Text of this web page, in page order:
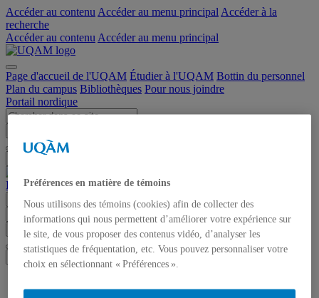
Accéder au contenu Accéder au menu principal Accéder à la
recherche
Accéder au contenu Accéder au menu principal
Page d'accueil de l'UQAM Étudier à l'UQAM Bottin du personnel
Plan du campus Bibliothèques Pour nous joindre
Portail nordique
Portail nordique
Menu
Chercher dans ce site Chercher sur uqam.ca Chercher sur le web
Préférences en matière de témoins
Nous utilisons des témoins (cookies) afin de collecter des
informations qui nous permettent d’améliorer votre expérience sur
le site, de vous proposer des contenus vidéo, d’analyser les
statistiques de fréquentation, etc. Vous pouvez personnaliser votre
choix en sélectionnant « Préférences ».